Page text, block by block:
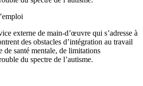
externe de main-d’œuvre qui s’adresse à
des obstacles d’intégration au travail
de santé mentale, de limitations
du spectre de l’autisme.